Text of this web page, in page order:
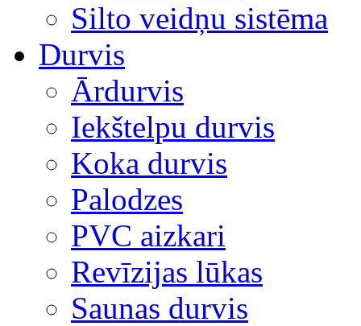
Silto veidņu sistēma
Durvis
Ārdurvis
Iekštelpu durvis
Koka durvis
Palodzes
PVC aizkari
Revīzijas lūkas
Saunas durvis